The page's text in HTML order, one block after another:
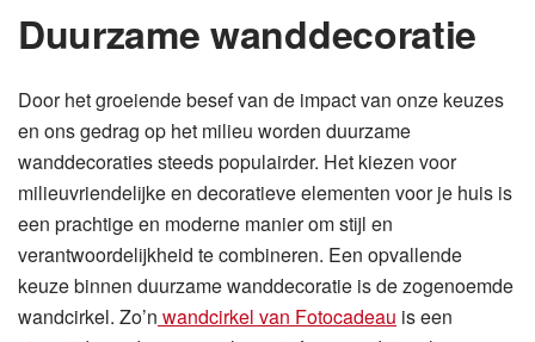
Duurzame wanddecoratie
Door het groeiende besef van de impact van onze keuzes
en ons gedrag op het milieu worden duurzame
wanddecoraties steeds populairder. Het kiezen voor
milieuvriendelijke en decoratieve elementen voor je huis is
een prachtige en moderne manier om stijl en
verantwoordelijkheid te combineren. Een opvallende
keuze binnen duurzame wanddecoratie is de zogenoemde
wandcirkel. Zo’n wandcirkel van Fotocadeau is een